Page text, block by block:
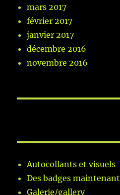
mars 2017
février 2017
janvier 2017
décembre 2016
novembre 2016
Autocollants et visuels
Des badges maintenant
Galerie/gallery